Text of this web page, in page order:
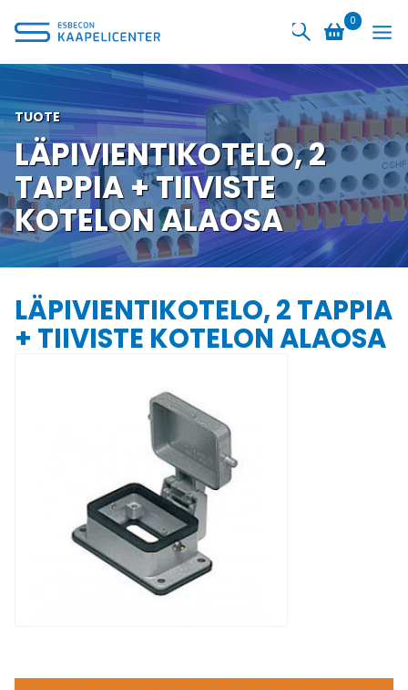
sisältöön
0
TUOTE
LÄPIVIENTIKOTELO, 2
TAPPIA + TIIVISTE
KOTELON ALAOSA
LÄPIVIENTIKOTELO, 2 TAPPIA
+ TIIVISTE KOTELON ALAOSA